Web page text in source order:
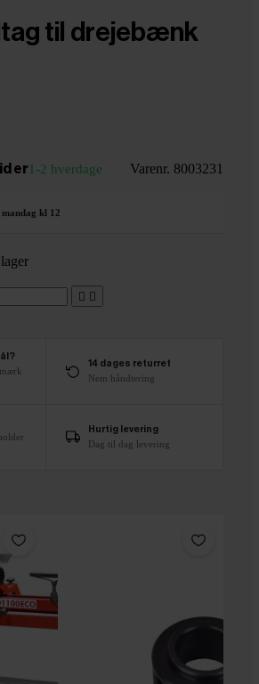
til drejebænk
er1-2 hverdage Varenr. 8003231
kl 12
 
14 dages returret
Nem håndtering
Hurtig levering
Dag til dag levering